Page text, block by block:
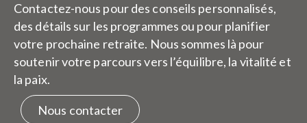
Contactez-nous pour des conseils personnalisés,
des détails sur les programmes ou pour planifier
votre prochaine retraite. Nous sommes là pour
soutenir votre parcours vers l’équilibre, la vitalité et
la paix.
Nous contacter